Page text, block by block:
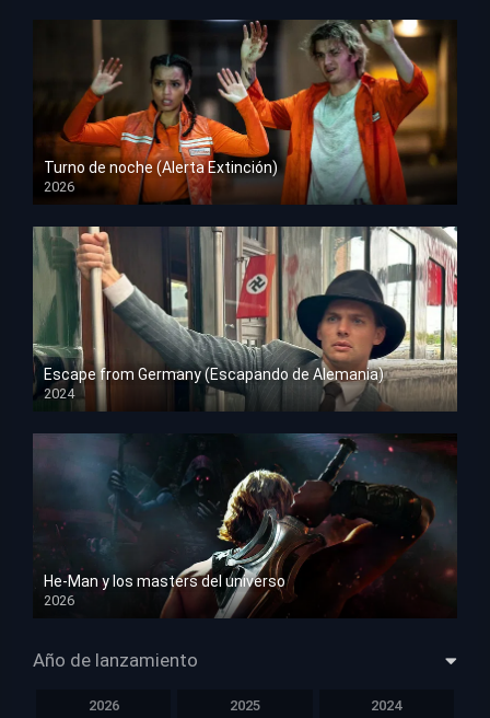
Turno de noche (Alerta Extinción)
2026
HD 1080p
Escape from Germany (Escapando de Alemania)
2024
HD 1080p
He-Man y los masters del universo
2026
HD 1080p
Año de lanzamiento
2026 2025 2024